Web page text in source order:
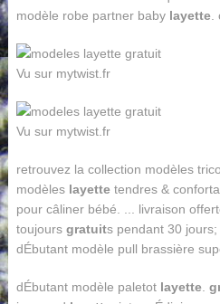
modèle robe partner baby layette.
Vu sur mytwist.fr
Vu sur mytwist.fr
retrouvez la collection modèles
modèles layettetendres &
pour câliner bébé. ... livraison
toujours gratuits pendant 30
dÉbutant modèle pull brassière
dÉbutant modèle paletot layette.